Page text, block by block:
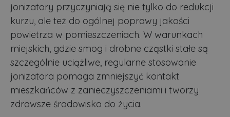
jonizatory przyczyniają się nie tylko do redukcji
kurzu, ale też do ogólnej poprawy jakości
powietrza w pomieszczeniach. W warunkach
miejskich, gdzie smog i drobne cząstki stałe są
szczególnie uciążliwe, regularne stosowanie
jonizatora pomaga zmniejszyć kontakt
mieszkańców z zanieczyszczeniami i tworzy
zdrowsze środowisko do życia.